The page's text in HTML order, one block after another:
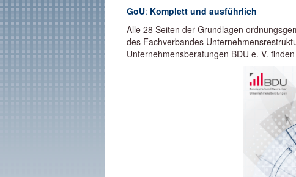
GoU: Komplett und ausführlich
Alle 28 Seiten der Grundlagen
des Fachverbandes
Unternehmensberatungen BDU e. V.